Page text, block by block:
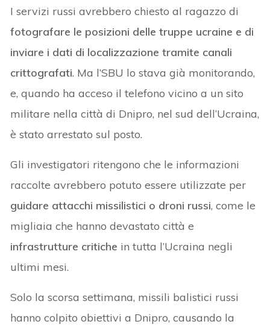
I servizi russi avrebbero chiesto al ragazzo di
fotografare le posizioni delle truppe ucraine e di
inviare i dati di localizzazione tramite canali
crittografati. Ma l’SBU lo stava già monitorando,
e, quando ha acceso il telefono vicino a un sito
militare nella città di Dnipro, nel sud dell’Ucraina,
è stato arrestato sul posto.
Gli investigatori ritengono che le informazioni
raccolte avrebbero potuto essere utilizzate per
guidare attacchi missilistici o droni russi, come le
migliaia che hanno devastato città e
infrastrutture critiche in tutta l’Ucraina negli
ultimi mesi.
Solo la scorsa settimana, missili balistici russi
hanno colpito obiettivi a Dnipro, causando la